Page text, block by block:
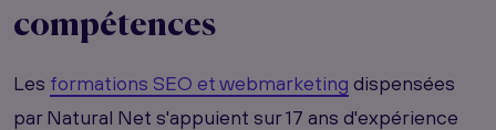
compétences
Les formations SEO et webmarketing dispensées
par Natural Net s'appuient sur 17 ans d'expérience